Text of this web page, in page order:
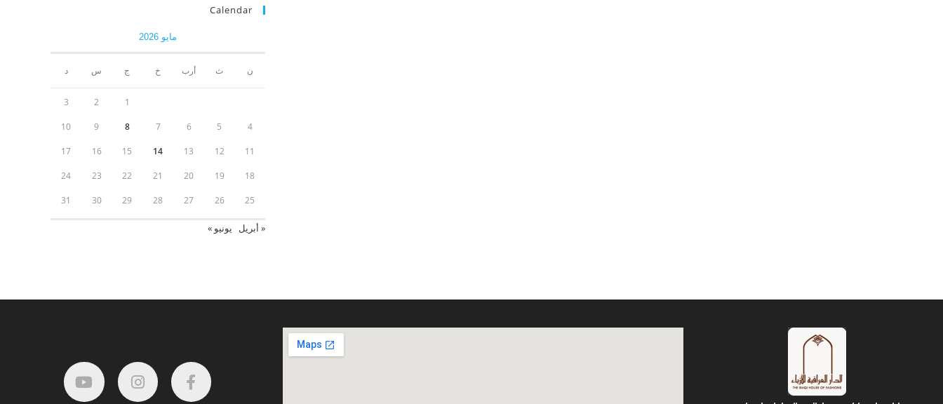
Calendar
مايو 2026
ن ث أرب خ ج س د
1
2
3
4
5
6
7
8
9
10
11
12
13
14
15
16
17
18
19
20
21
22
23
24
25
26
27
28
29
30
31
« أبريل يونيو »